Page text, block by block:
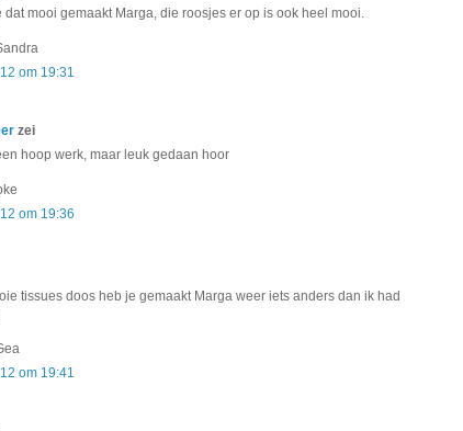
dat mooi gemaakt Marga, die roosjes er op is ook heel mooi.
om 19:31
zei
hoop werk, maar leuk gedaan hoor
om 19:36
tissues doos heb je gemaakt Marga weer iets anders dan ik had
om 19:41